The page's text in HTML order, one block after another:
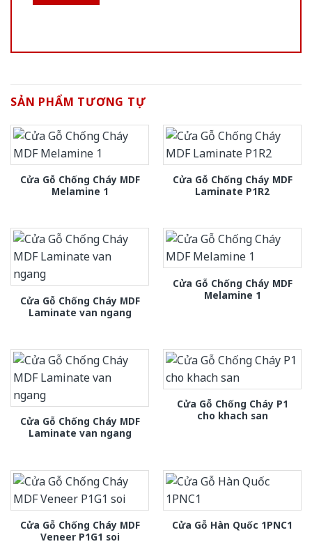
SẢN PHẨM TƯƠNG TỰ
Cửa Gỗ Chống Cháy MDF
Melamine 1
Cửa Gỗ Chống Cháy MDF
Laminate P1R2
Cửa Gỗ Chống Cháy MDF
Laminate van ngang
Cửa Gỗ Chống Cháy MDF
Melamine 1
Cửa Gỗ Chống Cháy MDF
Laminate van ngang
Cửa Gỗ Chống Cháy P1
cho khach san
Cửa Gỗ Chống Cháy MDF
Veneer P1G1 soi
Cửa Gỗ Hàn Quốc 1PNC1